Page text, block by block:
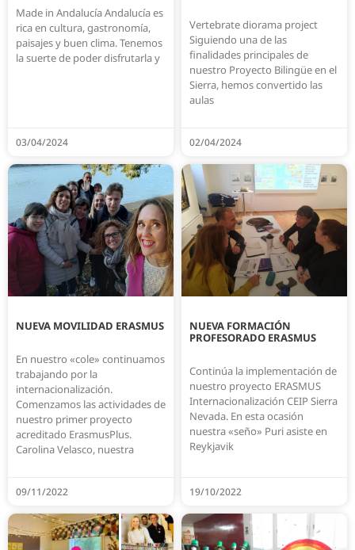
Made in Andalucía Andalucía es
rica en cultura, gastronomía,
paisajes y buen clima. Tenemos
la suerte de poder disfrutarla y
03/04/2024
Vertebrate diorama project
Siguiendo una de las
finalidades principales de
nuestro Proyecto Bilingüe en el
Sierra, hemos convertido las
aulas
02/04/2024
NUEVA MOVILIDAD ERASMUS
En nuestro «cole» continuamos
trabajando por la
internacionalización.
Comenzamos las actividades de
nuestro primer proyecto
acreditado ErasmusPlus.
Carolina Velasco, nuestra
09/11/2022
NUEVA FORMACIÓN
PROFESORADO ERASMUS
Continúa la implementación de
nuestro proyecto ERASMUS
Internacionalización CEIP Sierra
Nevada. En esta ocasión
nuestra «seño» Puri asiste en
Reykjavik
19/10/2022